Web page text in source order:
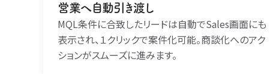
営業へ自動引き渡し
MQL条件に合致したリードは自動でSales画面にも
表示され、１クリックで案件化可能。商談化へのアク
ションがスムーズに進みます。